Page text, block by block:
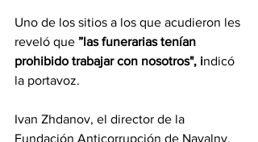
Uno de los sitios a los que acudieron les
reveló que ”las funerarias tenían
prohibido trabajar con nosotros", indicó
la portavoz.
Ivan Zhdanov, el director de la
Fundación Anticorrupción de Navalny,